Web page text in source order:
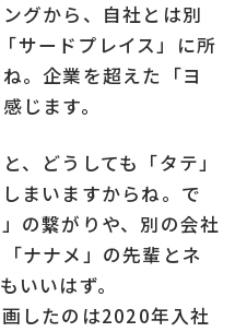
グから、自社とは別
サードプレイス」に所
。企業を超えた「ヨ
じます。
、どうしても「タテ」
まいますからね。で
の繋がりや、別の会社
ナナメ」の先輩とネ
いいはず。
したのは2020年入社